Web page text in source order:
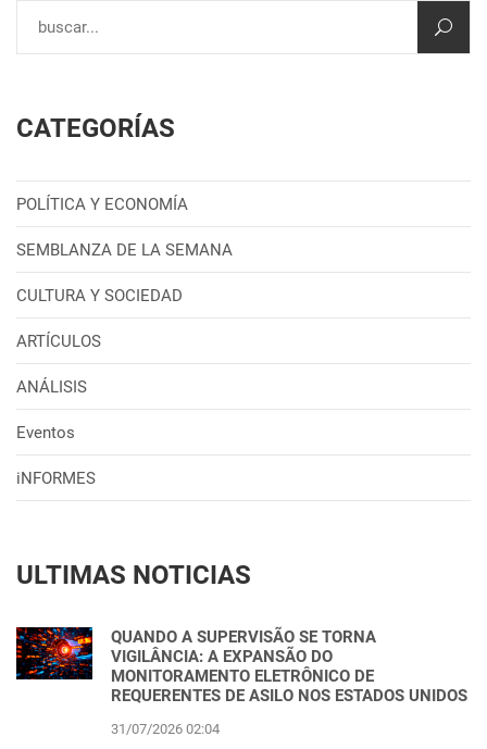
CATEGORÍAS
POLÍTICA Y ECONOMÍA
SEMBLANZA DE LA SEMANA
CULTURA Y SOCIEDAD
ARTÍCULOS
ANÁLISIS
Eventos
iNFORMES
ULTIMAS NOTICIAS
QUANDO A SUPERVISÃO SE TORNA
VIGILÂNCIA: A EXPANSÃO DO
MONITORAMENTO ELETRÔNICO DE
REQUERENTES DE ASILO NOS ESTADOS UNIDOS
31/07/2026 02:04